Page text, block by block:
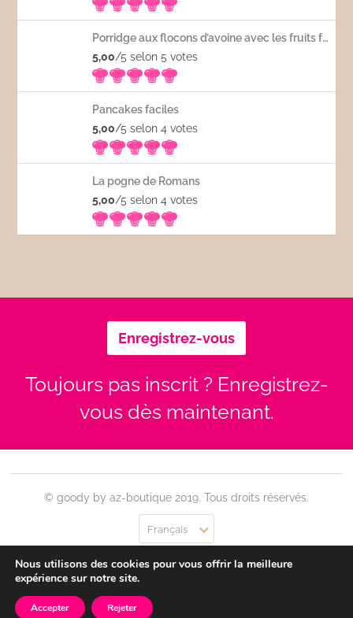
Porridge aux flocons d’avoine avec les fruits frais
5,00/5 selon 5votes
Pancakes faciles
5,00/5 selon 4votes
La pogne de Romans
5,00/5 selon 4votes
Enregistrez-vous
Toujours pas inscrit ? Enregistrez-
vous dès maintenant.
© goody by az-boutique 2019. Tous droits réservés.
Français
Contact Se connecter Confidentialité CGU
Nous utilisons des cookies pour vous offrir la meilleure
expérience sur notre site.
Accepter Rejeter